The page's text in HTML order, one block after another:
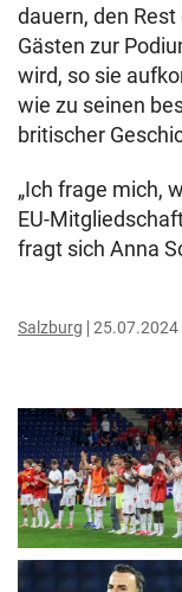
dauern, den
Gästen zur
wird, so sie
wie zu seinen
britischer
„Ich frage mich,
EU-
fragt sich Anna
Salzburg 25.07.2024